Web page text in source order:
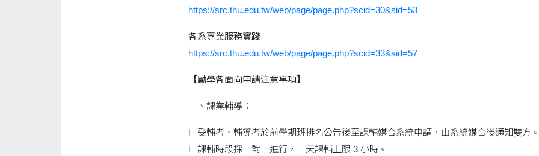
https://src.thu.edu.tw/web/page/page.php?scid=30&sid=53
各系專業服務實踐
https://src.thu.edu.tw/web/page/page.php?scid=33&sid=57
【勵學各面向申請注意事項】
一、課業輔導：
l 受輔者、輔導者於前學期班排名公告後至課輔媒合系統申請，由系統媒合後通知雙方。
l 課輔時段採一對一進行，一天課輔上限 3 小時。